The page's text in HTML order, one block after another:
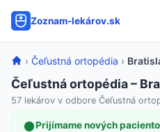
Zoznam-lekárov.sk
› Čeľustná ortopédia ›
Čeľustná ortopédia –
57 lekárov v odbore Čeľustná
Prijímame nových